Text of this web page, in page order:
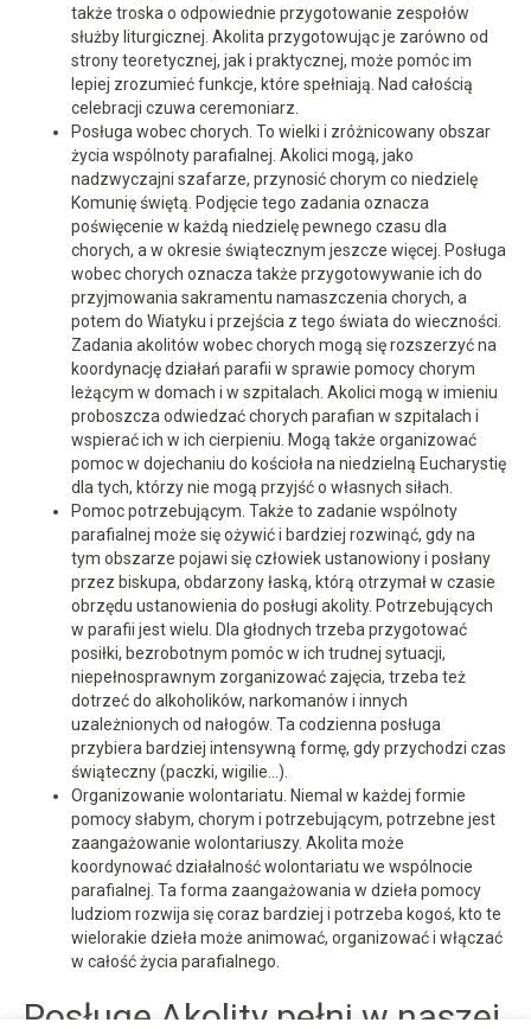
także troska o odpowiednie przygotowanie zespołów
służby liturgicznej. Akolita przygotowując je zarówno od
strony teoretycznej, jak i praktycznej, może pomóc im
lepiej zrozumieć funkcje, które spełniają. Nad całością
celebracji czuwa ceremoniarz.
Posługa wobec chorych. To wielki i zróżnicowany obszar
życia wspólnoty parafialnej. Akolici mogą, jako
nadzwyczajni szafarze, przynosić chorym co niedzielę
Komunię świętą. Podjęcie tego zadania oznacza
poświęcenie w każdą niedzielę pewnego czasu dla
chorych, a w okresie świątecznym jeszcze więcej. Posługa
wobec chorych oznacza także przygotowywanie ich do
przyjmowania sakramentu namaszczenia chorych, a
potem do Wiatyku i przejścia z tego świata do wieczności.
Zadania akolitów wobec chorych mogą się rozszerzyć na
koordynację działań parafii w sprawie pomocy chorym
leżącym w domach i w szpitalach. Akolici mogą w imieniu
proboszcza odwiedzać chorych parafian w szpitalach i
wspierać ich w ich cierpieniu. Mogą także organizować
pomoc w dojechaniu do kościoła na niedzielną Eucharystię
dla tych, którzy nie mogą przyjść o własnych siłach.
Pomoc potrzebującym. Także to zadanie wspólnoty
parafialnej może się ożywić i bardziej rozwinąć, gdy na
tym obszarze pojawi się człowiek ustanowiony i posłany
przez biskupa, obdarzony łaską, którą otrzymał w czasie
obrzędu ustanowienia do posługi akolity. Potrzebujących
w parafii jest wielu. Dla głodnych trzeba przygotować
posiłki, bezrobotnym pomóc w ich trudnej sytuacji,
niepełnosprawnym zorganizować zajęcia, trzeba też
dotrzeć do alkoholików, narkomanów i innych
uzależnionych od nałogów. Ta codzienna posługa
przybiera bardziej intensywną formę, gdy przychodzi czas
świąteczny (paczki, wigilie…).
Organizowanie wolontariatu. Niemal w każdej formie
pomocy słabym, chorym i potrzebującym, potrzebne jest
zaangażowanie wolontariuszy. Akolita może
koordynować działalność wolontariatu we wspólnocie
parafialnej. Ta forma zaangażowania w dzieła pomocy
ludziom rozwija się coraz bardziej i potrzeba kogoś, kto te
wielorakie dzieła może animować, organizować i włączać
w całość życia parafialnego.
Posługę Akolity pełni w naszej